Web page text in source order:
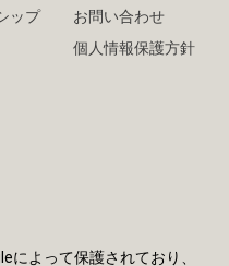
ップ
お問い合わせ
個人情報保護方針
によって保護されており、